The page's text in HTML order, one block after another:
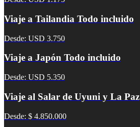
Viaje a Tailandia Todo incluido
Desde: USD 3.750
Viaje a Japón Todo incluido
Desde: USD 5.350
Viaje al Salar de Uyuni y La Paz
Desde: $ 4.850.000